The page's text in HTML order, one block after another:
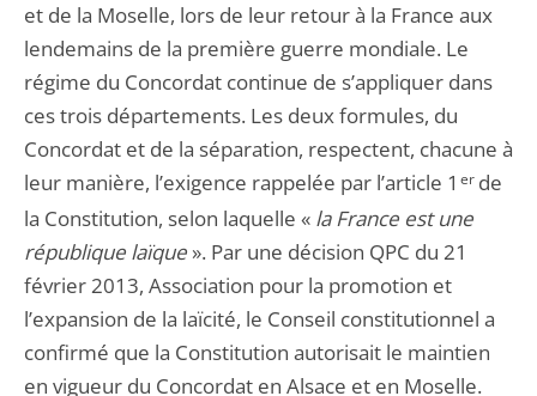
et de la Moselle, lors de leur retour à la France aux
lendemains de la première guerre mondiale. Le
régime du Concordat continue de s’appliquer dans
ces trois départements. Les deux formules, du
Concordat et de la séparation, respectent, chacune à
leur manière, l’exigence rappelée par l’article 1 erde
la Constitution, selon laquelle « la France est une
république laïque ». Par une décision QPC du 21
février 2013, Association pour la promotion et
l’expansion de la laïcité, le Conseil constitutionnel a
confirmé que la Constitution autorisait le maintien
en vigueur du Concordat en Alsace et en Moselle.